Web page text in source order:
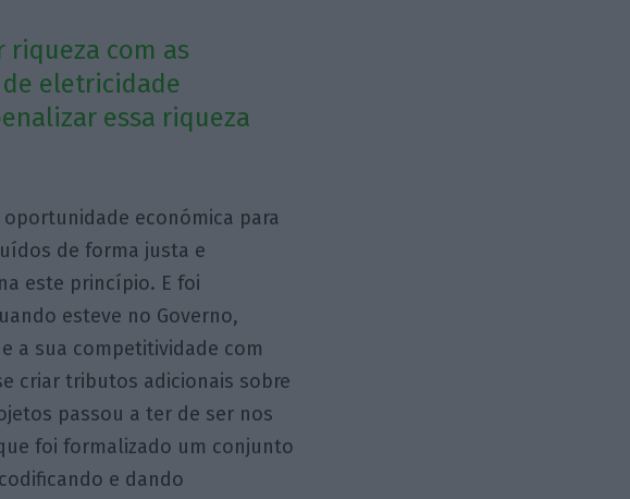
riqueza com as
eletricidade
essa riqueza
económica para
de forma justa e
este princípio. E foi
esteve no Governo,
a sua competitividade com
criar tributos adicionais sobre
passou a ter de ser nos
foi formalizado um conjunto
e dando